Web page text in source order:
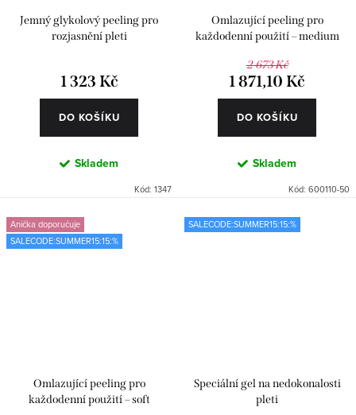
Jemný glykolový peeling pro
rozjasnění pleti
1 323 Kč
DO KOŠÍKU
Skladem
Kód: 1347
Omlazující peeling pro
každodenní použití – medium
2 673 Kč
1 871,10 Kč
DO KOŠÍKU
Skladem
Kód: 600110-50
Anička doporučuje
SALECODE:SUMMER15:15:%
Omlazující peeling pro
každodenní použití – soft
SALECODE:SUMMER15:15:%
Speciální gel na nedokonalosti
pleti